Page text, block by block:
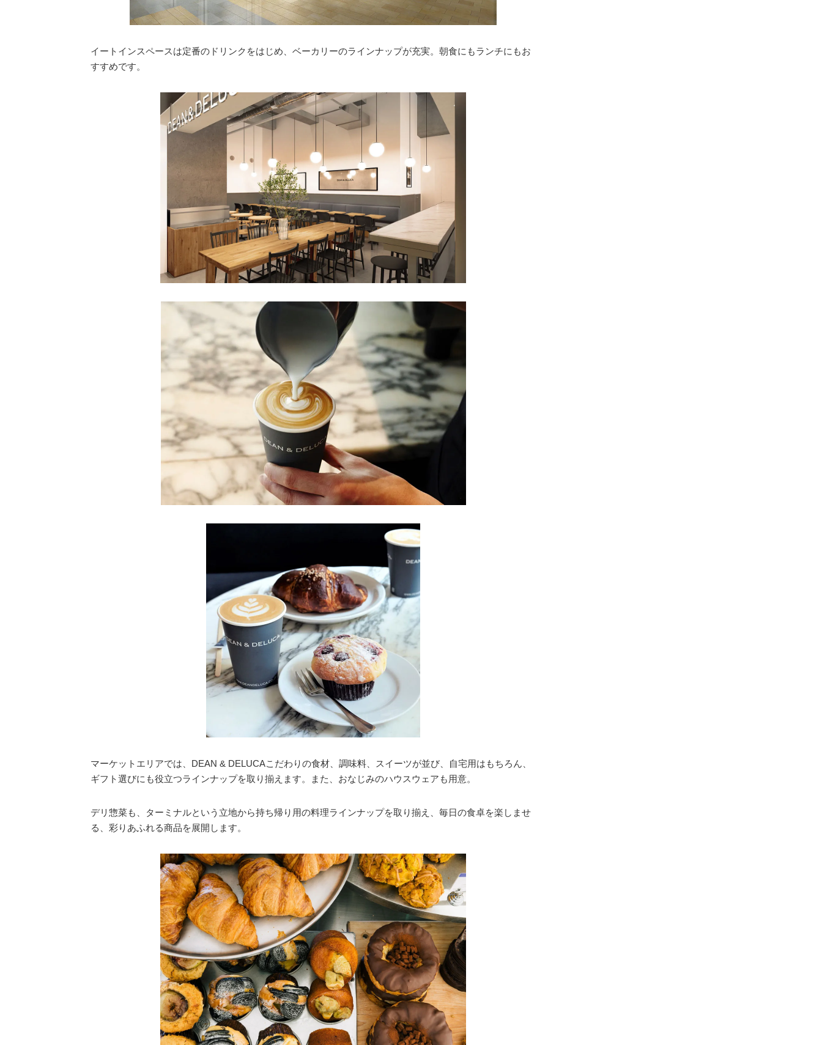
イートインスペースは定番のドリンクをはじめ、ベーカリーのラインナップが充実。朝食にもランチにもお
すすめです。
マーケットエリアでは、DEAN & DELUCAこだわりの食材、調味料、スイーツが並び、自宅用はもちろん、
ギフト選びにも役立つラインナップを取り揃えます。また、おなじみのハウスウェアも用意。
デリ惣菜も、ターミナルという立地から持ち帰り用の料理ラインナップを取り揃え、毎日の食卓を楽しませ
る、彩りあふれる商品を展開します。